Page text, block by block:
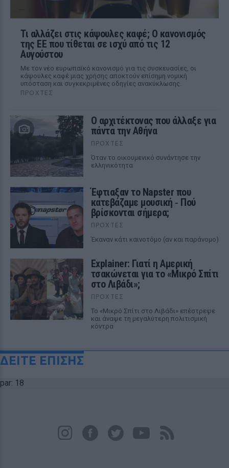
Τι αλλάζει στις κάψουλες καφέ; Ο κανονισμός
της ΕΕ που τίθεται σε ισχύ από τις 12
Αυγούστου
Με τον νέο ευρωπαϊκό κανονισμό για τις συσκευασίες, οι
κάψουλες καφέ μιας χρήσης αποκτούν επίσημη νομική
υπόσταση και συγκεκριμένες οδηγίες ανακύκλωσης.
ΠΡΟΧΤΈΣ
Ο αρχιτέκτονας που άλλαξε για
πάντα την Αθήνα
ΠΡΟΧΤΈΣ
Όταν το οικουμενικό συνάντησε την
ελληνικότητα
Έφτιαξαν το Napster που
κατεβάζαμε μουσική ‑ Πού
βρίσκονται σήμερα;
ΠΡΟΧΤΈΣ
Έκαναν κάτι καινοτόμο (αν και παράνομο)
Explainer: Γιατί η Αμερική
τσακώνεται για το «Μικρό Σπίτι
στο Λιβάδι»;
ΠΡΟΧΤΈΣ
Το «Μικρό Σπίτι στο Λιβάδι» επέστρεψε
και άναψε τη μεγαλύτερη πολιτισμική
κόντρα
ΔΕΙΤΕ ΕΠΙΣΗΣ
par: 18